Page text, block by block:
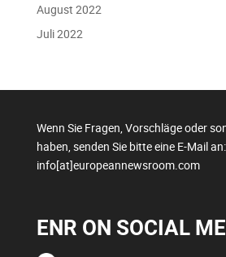
August 2022
Juli 2022
Wenn Sie Fragen, Vorschläge oder
haben, senden Sie bitte eine E-Mail an:
info[at]europeannewsroom.com
ENR ON SOCIAL